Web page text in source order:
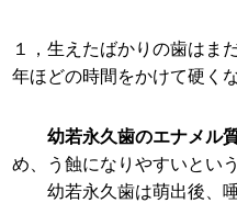
１，生えたばかりの歯はま
年ほどの時間をかけて硬く
幼若永久歯のエナメル
め、う蝕になりやすいとい
幼若永久歯は萌出後、唾